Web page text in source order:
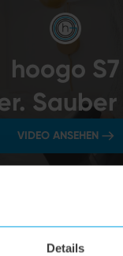
Details
hoogo S7
VIDEO ANSEHEN